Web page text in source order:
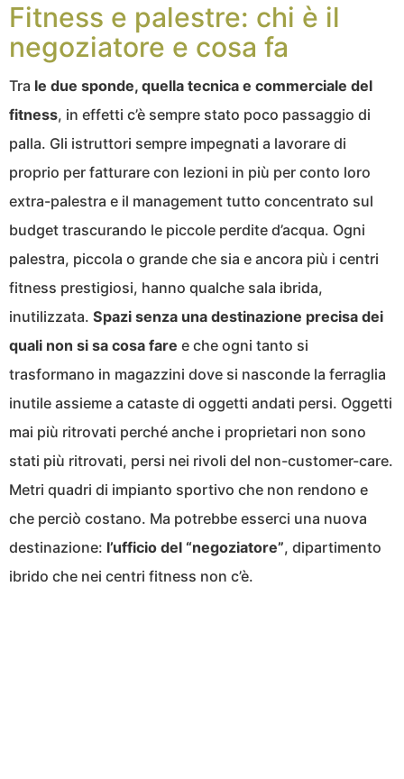
Fitness e palestre: chi è il
negoziatore e cosa fa
Tra le due sponde, quella tecnica e commerciale del
fitness, in effetti c’è sempre stato poco passaggio di
palla. Gli istruttori sempre impegnati a lavorare di
proprio per fatturare con lezioni in più per conto loro
extra-palestra e il management tutto concentrato sul
budget trascurando le piccole perdite d’acqua. Ogni
palestra, piccola o grande che sia e ancora più i centri
fitness prestigiosi, hanno qualche sala ibrida,
inutilizzata. Spazi senza una destinazione precisa dei
quali non si sa cosa fare e che ogni tanto si
trasformano in magazzini dove si nasconde la ferraglia
inutile assieme a cataste di oggetti andati persi. Oggetti
mai più ritrovati perché anche i proprietari non sono
stati più ritrovati, persi nei rivoli del non-customer-care.
Metri quadri di impianto sportivo che non rendono e
che perciò costano. Ma potrebbe esserci una nuova
destinazione: l’ufficio del “negoziatore”, dipartimento
ibrido che nei centri fitness non c’è.